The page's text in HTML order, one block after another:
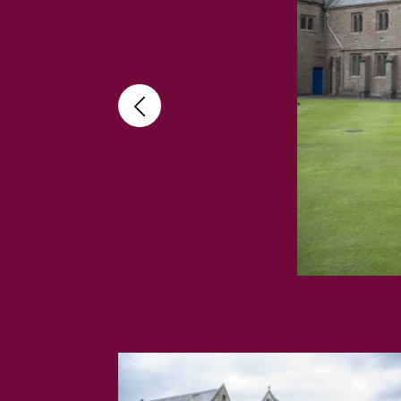
Bradfield College,
Der Akademis-Ambassador Cory Lowde